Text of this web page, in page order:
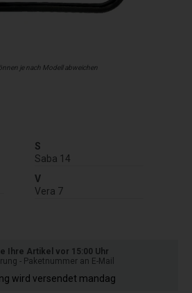
je nach Modell abweichen
S
Saba 14
V
Vera 7
Ihre Artikel vor 15:00 Uhr
- Paketnummer an E-Mail
wird versendet mandag